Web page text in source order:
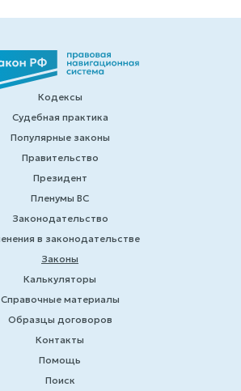
Кодексы
Судебная практика
Популярные законы
Правительство
Президент
Пленумы ВС
Законодательство
в законодательстве
Законы
Калькуляторы
Справочные материалы
Образцы договоров
Контакты
Помощь
Поиск